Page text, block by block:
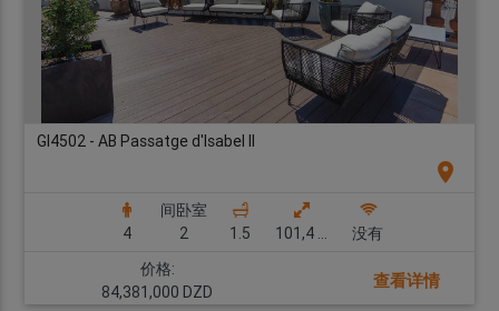
GI4502 - AB Passatge d'Isabel II
location_on
4
间卧室
2
1.5 101,4 m2
没有
价格:
84,381,000 DZD
查看详情